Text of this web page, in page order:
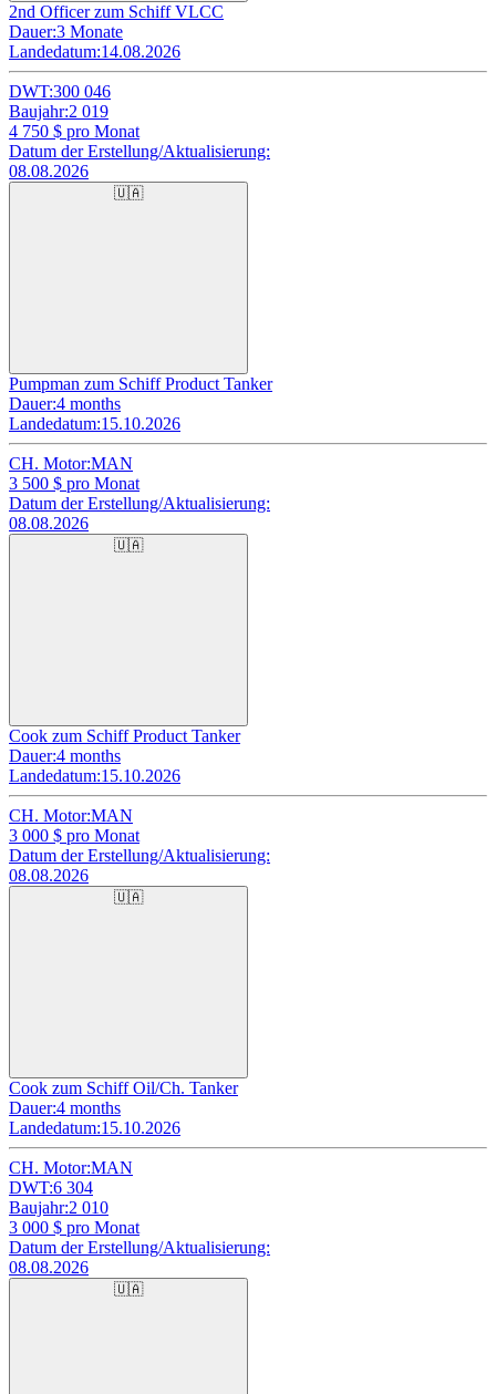
2nd Officer zum Schiff VLCC
Dauer:3 Monate
Landedatum:14.08.2026
DWT:300 046
Baujahr:2 019
4 750 $ pro Monat
Datum der Erstellung/Aktualisierung:
08.08.2026
🇺🇦
Pumpman zum Schiff Product Tanker
Dauer:4 months
Landedatum:15.10.2026
CH. Motor:MAN
3 500 $ pro Monat
Datum der Erstellung/Aktualisierung:
08.08.2026
🇺🇦
Cook zum Schiff Product Tanker
Dauer:4 months
Landedatum:15.10.2026
CH. Motor:MAN
3 000 $ pro Monat
Datum der Erstellung/Aktualisierung:
08.08.2026
🇺🇦
Cook zum Schiff Oil/Ch. Tanker
Dauer:4 months
Landedatum:15.10.2026
CH. Motor:MAN
DWT:6 304
Baujahr:2 010
3 000 $ pro Monat
Datum der Erstellung/Aktualisierung:
08.08.2026
🇺🇦